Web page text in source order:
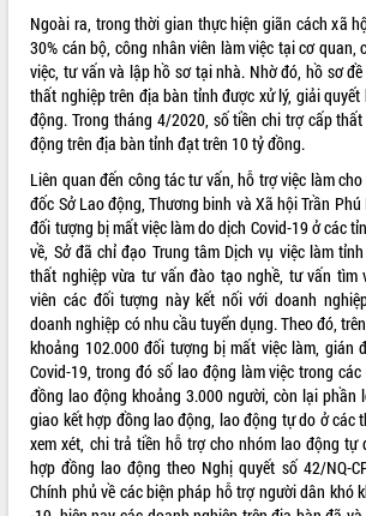
VIDEO
Không có file video nào để phát.
ALBUM ẢNH
LIÊN KẾT WEB
THỐNG KÊ TRUY CẬP
Ngoài ra, trong thời gian thực hiện giãn cách xã
30% cán bộ, công nhân viên làm việc tại cơ quan,
việc, tư vấn và lập hồ sơ tại nhà. Nhờ đó, hồ sơ
thất nghiệp trên địa bàn tỉnh được xử lý, giải
động. Trong tháng 4/2020, số tiền chi trợ cấp
động trên địa bàn tỉnh đạt trên 10 tỷ đồng.
Liên quan đến công tác tư vấn, hỗ trợ việc làm
đốc Sở Lao động, Thương binh và Xã hội Trần
đối tượng bị mất việc làm do dịch Covid-19 ở các
về, Sở đã chỉ đạo Trung tâm Dịch vụ việc làm
thất nghiệp vừa tư vấn đào tạo nghề, tư vấn tìm
viên các đối tượng này kết nối với doanh
doanh nghiệp có nhu cầu tuyển dụng. Theo đó,
khoảng 102.000 đối tượng bị mất việc làm, gián
Covid-19, trong đó số lao động làm việc trong
đồng lao động khoảng 3.000 người, còn lại phần
giao kết hợp đồng lao động, lao động tự do ở các
xem xét, chi trả tiền hỗ trợ cho nhóm lao động tự
hợp đồng lao động theo Nghị quyết số 42/NQ-
Chính phủ về các biện pháp hỗ trợ người dân khó